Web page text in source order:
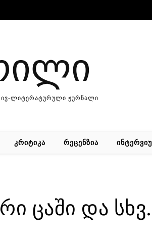
ლიტერატურული ჟურნალი
ᲙᲠᲘᲢᲘᲙᲐ ᲠᲔᲪᲔᲜᲖᲘᲐ ᲘᲜᲢᲔᲠᲕᲘᲣ
ცა­ში და სხვ.